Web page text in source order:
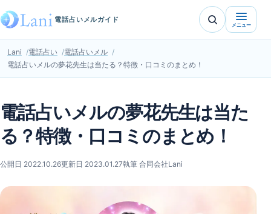
電話占いメルガイド
メニュー
Lani 電話占い
電話占いメル
電話占いメルの夢花先生は当たる？特徴・口コミのまとめ！
電話占いメルの夢花先生は当た
る？特徴・口コミのまとめ！
公開日 2022.10.26更新日 2023.01.27執筆 合同会社Lani